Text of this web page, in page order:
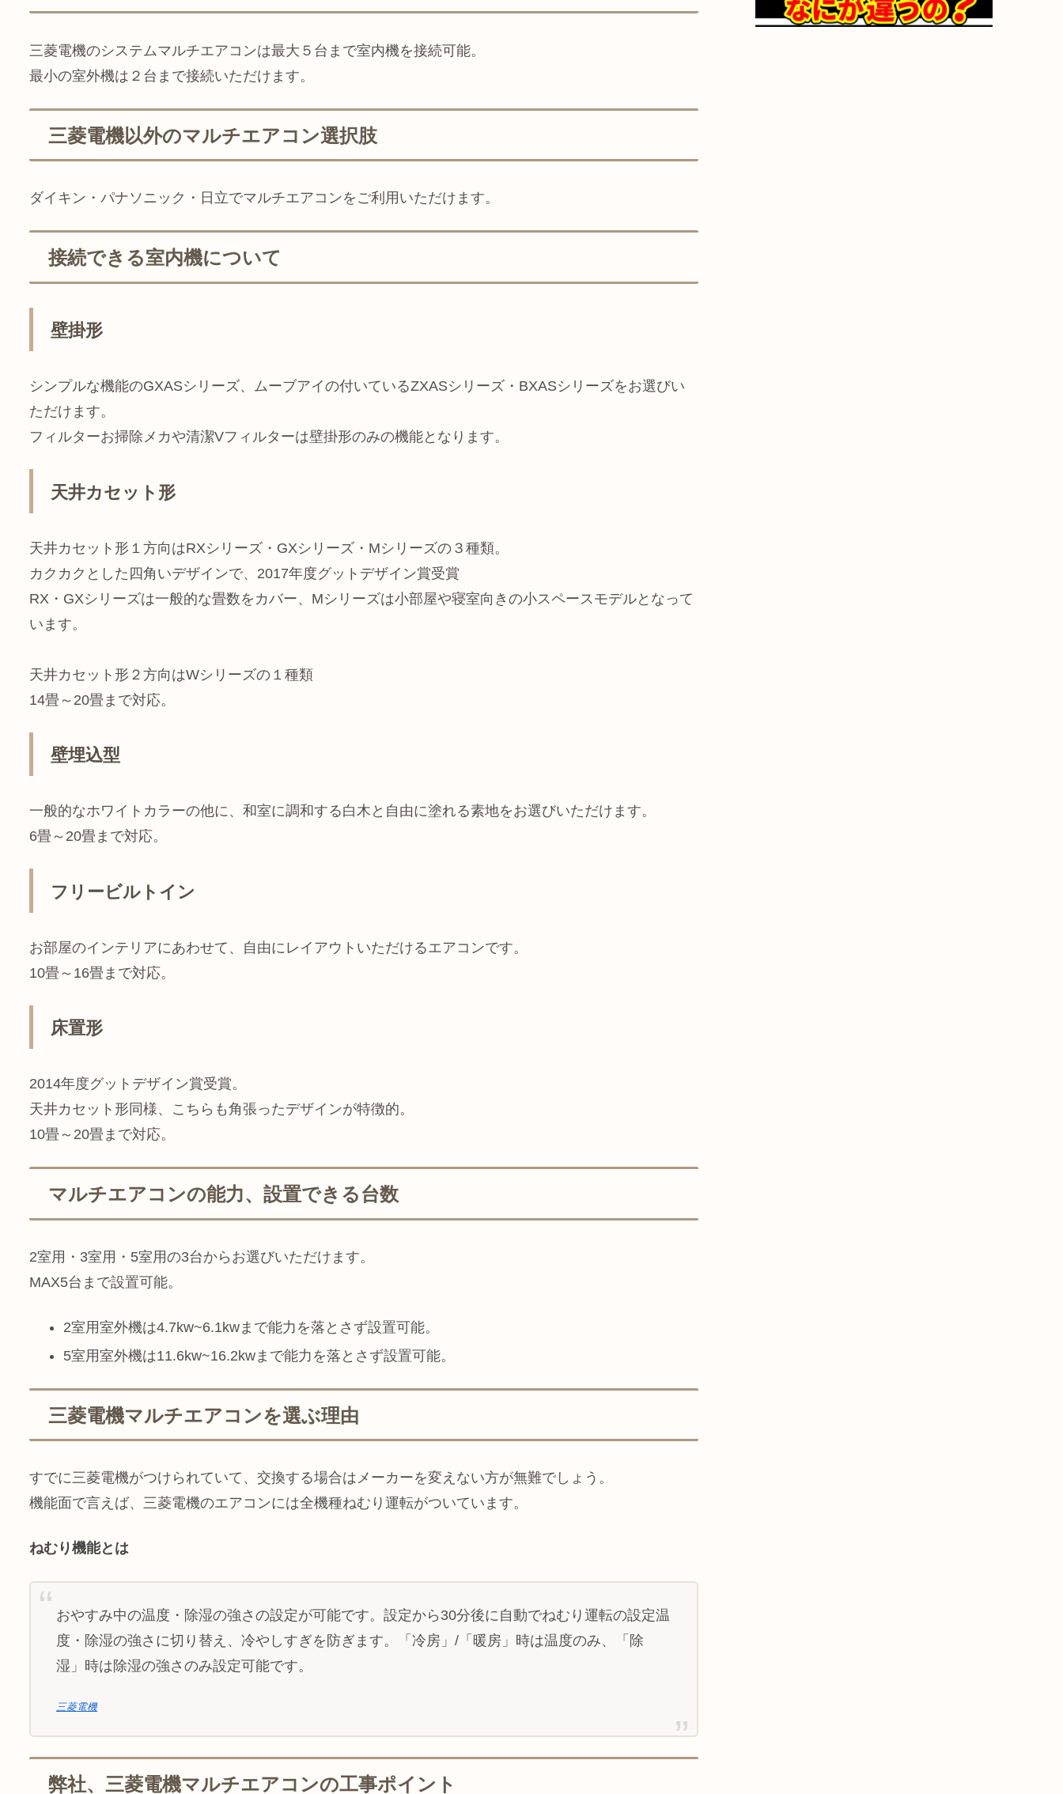
三菱電機のシステムマルチエアコンは最大５台まで室内機を接続可能。
最小の室外機は２台まで接続いただけます。
三菱電機以外のマルチエアコン選択肢
ダイキン・パナソニック・日立でマルチエアコンをご利用いただけます。
接続できる室内機について
壁掛形
シンプルな機能のGXASシリーズ、ムーブアイの付いているZXASシリーズ・BXASシリーズをお選びい
ただけます。
フィルターお掃除メカや清潔Vフィルターは壁掛形のみの機能となります。
天井カセット形
天井カセット形１方向はRXシリーズ・GXシリーズ・Mシリーズの３種類。
カクカクとした四角いデザインで、2017年度グットデザイン賞受賞
RX・GXシリーズは一般的な畳数をカバー、Mシリーズは小部屋や寝室向きの小スペースモデルとなって
います。
天井カセット形２方向はWシリーズの１種類
14畳～20畳まで対応。
壁埋込型
一般的なホワイトカラーの他に、和室に調和する白木と自由に塗れる素地をお選びいただけます。
6畳～20畳まで対応。
フリービルトイン
お部屋のインテリアにあわせて、自由にレイアウトいただけるエアコンです。
10畳～16畳まで対応。
床置形
2014年度グットデザイン賞受賞。
天井カセット形同様、こちらも角張ったデザインが特徴的。
10畳～20畳まで対応。
マルチエアコンの能力、設置できる台数
2室用・3室用・5室用の3台からお選びいただけます。
MAX5台まで設置可能。
2室用室外機は4.7kw~6.1kwまで能力を落とさず設置可能。
5室用室外機は11.6kw~16.2kwまで能力を落とさず設置可能。
三菱電機マルチエアコンを選ぶ理由
すでに三菱電機がつけられていて、交換する場合はメーカーを変えない方が無難でしょう。
機能面で言えば、三菱電機のエアコンには全機種ねむり運転がついています。
ねむり機能とは
おやすみ中の温度・除湿の強さの設定が可能です。設定から30分後に自動でねむり運転の設定温
度・除湿の強さに切り替え、冷やしすぎを防ぎます。「冷房」/「暖房」時は温度のみ、「除
湿」時は除湿の強さのみ設定可能です。
三菱電機
弊社、三菱電機マルチエアコンの工事ポイント